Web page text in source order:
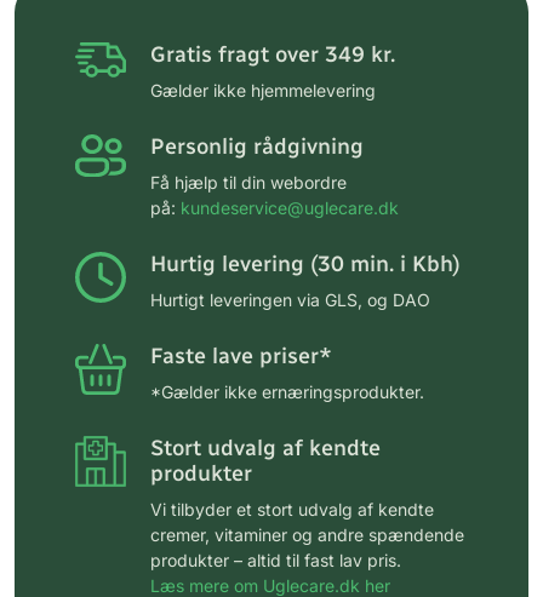
Gratis fragt over 349 kr.
Gælder ikke hjemmelevering
Personlig rådgivning
Få hjælp til din webordre
på: kundeservice@uglecare.dk
Hurtig levering (30 min. i Kbh)
Hurtigt leveringen via GLS, og DAO
Faste lave priser*
*Gælder ikke ernæringsprodukter.
Stort udvalg af kendte
produkter
Vi tilbyder et stort udvalg af kendte
cremer, vitaminer og andre spændende
produkter – altid til fast lav pris.
Læs mere om Uglecare.dk her